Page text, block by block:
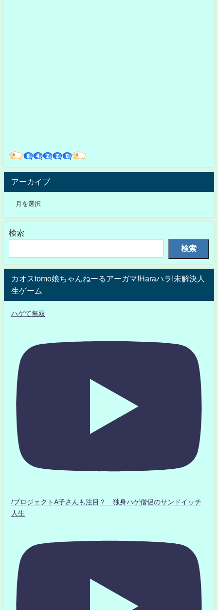
アーカイブ
検索
検索
カオスtomo娘ちゃんねーるアーガマ!Haraハラ!未解決人
生ゲーム
ハゲて無双
/プロジェクトA子さんも注目？ 独身ハゲ僧侶のサンドイッチ
人生